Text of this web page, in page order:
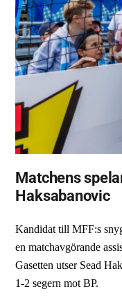
Matchens
Haksabanovic
Kandidat till MFF:s
en matchavgörande
Gasetten utser Sead
1-2 segern mot BP.